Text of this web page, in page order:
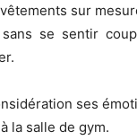
sur
se sentir
ses
la salle de gym.